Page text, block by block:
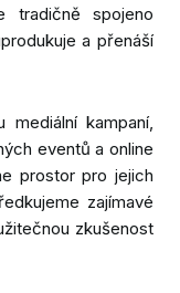
tradičně spojeno
a přenáší
mediální kampaní,
eventů a online
prostor pro jejich
zajímavé
zkušenost